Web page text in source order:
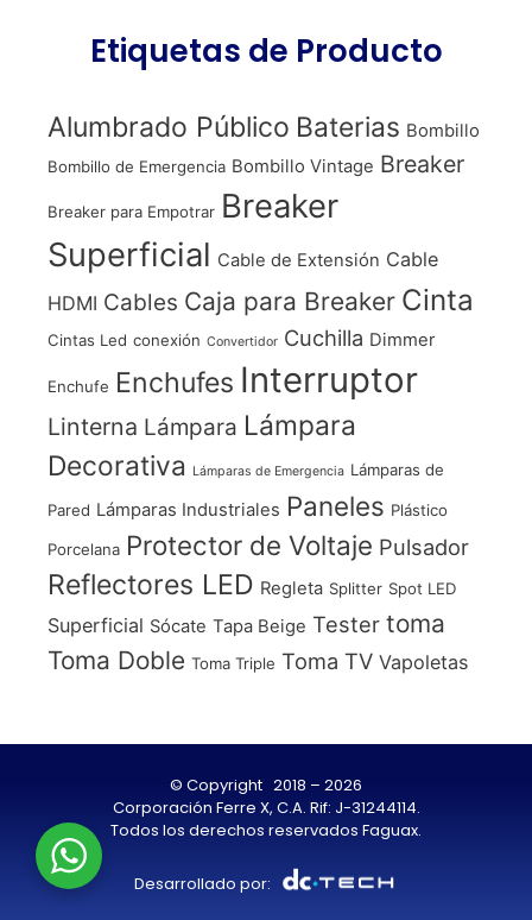
Etiquetas de Producto
Alumbrado Público Baterias Bombillo
Bombillo de Emergencia Bombillo Vintage Breaker
Breaker para Empotrar Breaker
Superficial Cable de Extensión Cable
HDMI Cables Caja para Breaker Cinta
Cintas Led conexión Convertidor Cuchilla Dimmer
Enchufe Enchufes Interruptor
Linterna Lámpara Lámpara
Decorativa
Lámparas de Emergencia Lámparas de
Pared Lámparas Industriales Paneles Plástico
Porcelana Protector de Voltaje Pulsador
Reflectores LED Regleta Splitter Spot LED
Superficial Sócate Tapa Beige Tester toma
Toma Doble Toma Triple Toma TV Vapoletas
© Copyright 2018 – 2026
Corporación Ferre X, C.A. Rif: J-31244114.
Todos los derechos reservados Faguax.
Desarrollado por: